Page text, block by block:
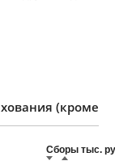
(кроме
Сборы тыс.